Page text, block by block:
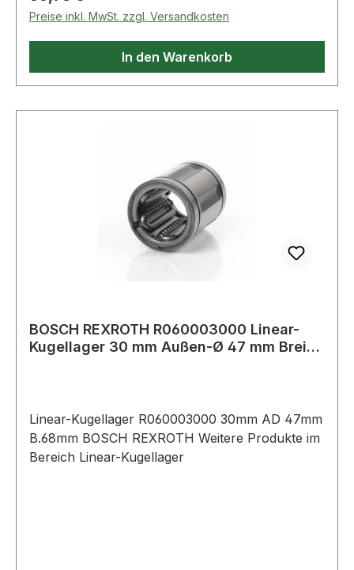
Preise inkl. MwSt. zzgl. Versandkosten
In den Warenkorb
BOSCH REXROTH R060003000 Linear-
Kugellager 30 mm Außen-Ø 47 mm Breite
Linear-Kugellager R060003000 30mm AD 47mm
B.68mm BOSCH REXROTH Weitere Produkte im
Bereich Linear-Kugellager